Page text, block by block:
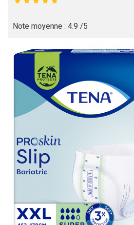
Note moyenne : 4.9 /5